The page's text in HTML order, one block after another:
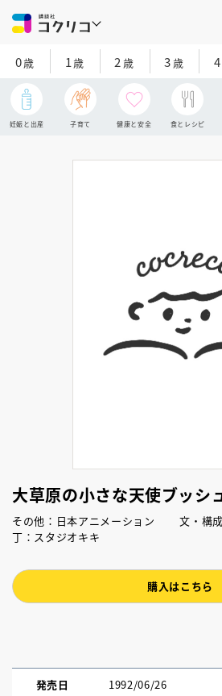
0歳 1歳 2 歳 3歳 4
妊娠と出産 子育て 健康と安全 食とレシピ
大草原の小さな天使ブッシ
その他：日本アニメーション 文・
丁：スタジオキキ
購入はこちら
発売日 1992/06/26